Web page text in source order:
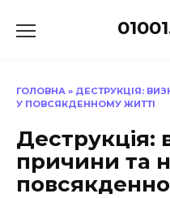
до
ГОЛОВНА » ДЕСТРУКЦІЯ:
У ПОВСЯКДЕННОМУ ЖИТТІ
Деструкція:
причини та